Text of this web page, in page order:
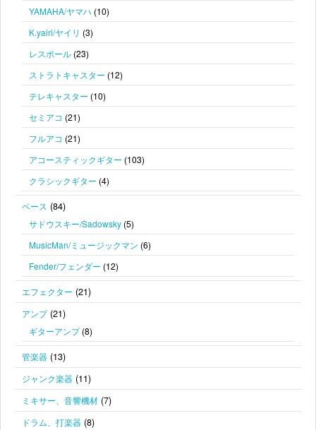
YAMAHA/ヤマハ (10)
K.yairi/ヤイリ (3)
レスポール (23)
ストラトキャスター (12)
テレキャスター (10)
セミアコ (21)
フルアコ (21)
アコースティックギター (103)
クラシックギター (4)
ベース (84)
サドウスキー/Sadowsky (5)
MusicMan/ミュージックマン (6)
Fender/フェンダー (12)
エフェクター (21)
アンプ(21)
ギターアンプ(8)
管楽器 (13)
ジャンク楽器 (11)
ミキサー、音響機材 (7)
ドラム、打楽器 (8)